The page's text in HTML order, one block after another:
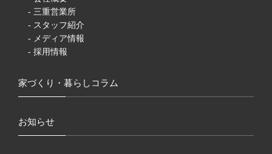
- 三重営業所
- スタッフ紹介
- メディア情報
- 採用情報
家づくり・暮らしコラム
お知らせ